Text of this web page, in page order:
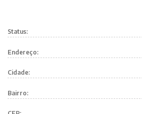
Status:
Endereço:
Cidade:
Bairro: